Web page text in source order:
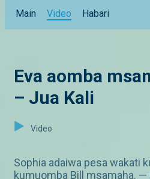
Main Video Habari
Eva aomba
– Jua Kali
Video
Sophia adaiwa pesa wakati
kumuomba Bill msamaha. —